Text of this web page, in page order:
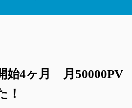
始4ヶ月 月50000PV
！